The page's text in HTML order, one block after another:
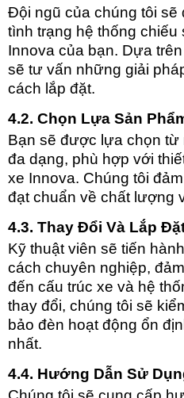
Đội ngũ của chúng tôi sẽ
tình trạng hệ thống chiếu
Innova của bạn. Dựa
sẽ tư vấn những giải
cách lắp đặt.
4.2. Chọn Lựa Sản
Bạn sẽ được lựa chọn từ
đa dạng, phù hợp với
xe Innova. Chúng tôi
đạt chuẩn về chất lượng
4.3. Thay Đổi Và Lắp
Kỹ thuật viên sẽ tiến
cách chuyên nghiệp,
đến cấu trúc xe và hệ
thay đổi, chúng tôi sẽ
bảo đèn hoạt động ổn
nhất.
4.4. Hướng Dẫn Sử